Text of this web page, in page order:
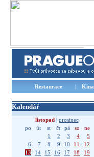
Restaurace | Kina
Kalendář
listopad| prosinec
po
út st čt pá so
ne
1
2 3 4
5
6
7 8 9 10 11
12
13
14 15 16 17 18
19